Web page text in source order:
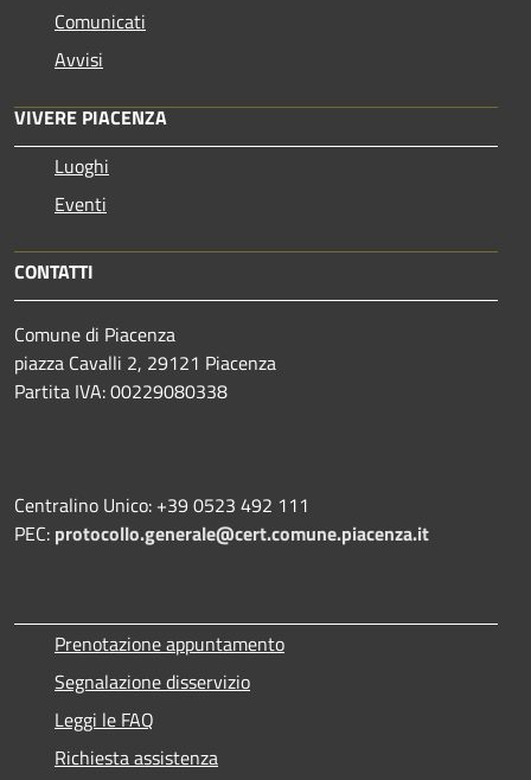
Comunicati
Avvisi
VIVERE PIACENZA
Luoghi
Eventi
CONTATTI
Comune di Piacenza
piazza Cavalli 2, 29121 Piacenza
Partita IVA: 00229080338
Centralino Unico: +39 0523 492 111
PEC: protocollo.generale@cert.comune.piacenza.it
Prenotazione appuntamento
Segnalazione disservizio
Leggi le FAQ
Richiesta assistenza